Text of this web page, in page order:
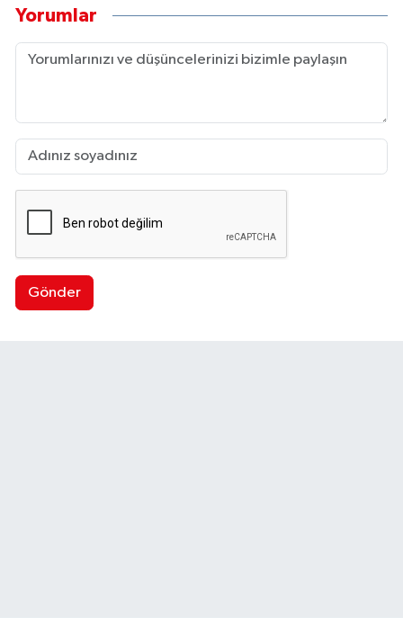
Yorumlar
Gönder